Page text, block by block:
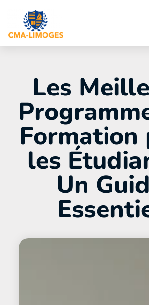
Les
Formation
les
Un